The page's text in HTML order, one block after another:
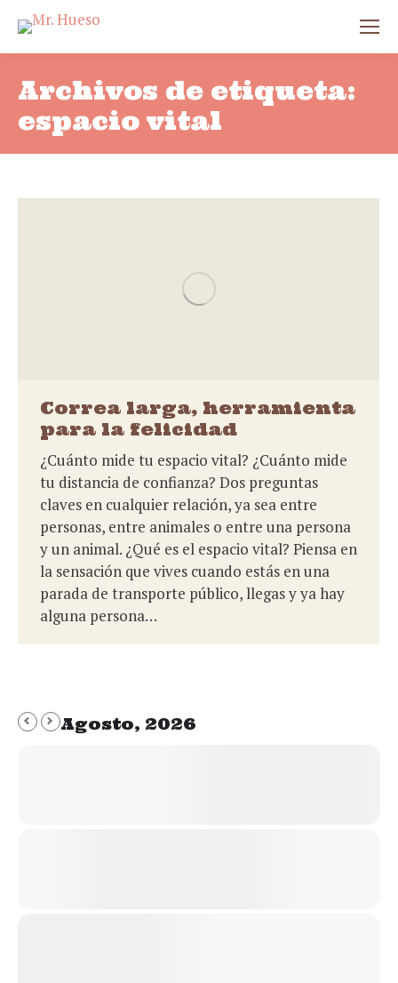
Archivos de etiqueta:
espacio vital
Correa larga, herramienta
para la felicidad
¿Cuánto mide tu espacio vital? ¿Cuánto mide
tu distancia de confianza? Dos preguntas
claves en cualquier relación, ya sea entre
personas, entre animales o entre una persona
y un animal. ¿Qué es el espacio vital? Piensa en
la sensación que vives cuando estás en una
parada de transporte público, llegas y ya hay
alguna persona…
Agosto, 2026